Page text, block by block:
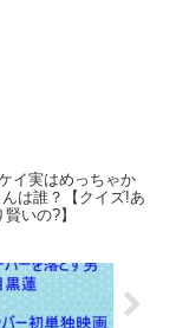
イ実はめっちゃか
は誰？【クイズ!あ
いの?】